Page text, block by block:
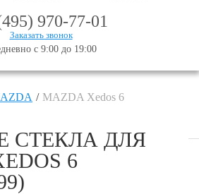
970-77-01
Заказать звонок
с 9:00 до 19:00
MAZDA Xedos 6
СТЕКЛА ДЛЯ
6